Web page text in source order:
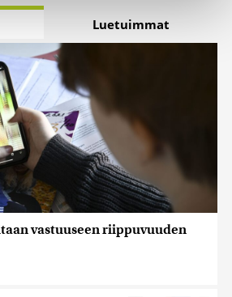
sisällön ja mainosten
median ominaisuuksien
analysoimiseen. Lisäksi
median, mainosalan ja analytiikka-
tietoja siitä, miten käytät
voivat yhdistää näitä
joita olet antanut heille tai joita on
heidän palvelujaan. Tietoja
ulkomaille.
Luetuimmat
vastuuseen riippuvuuden